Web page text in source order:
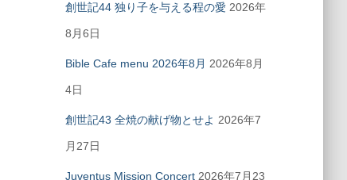
創世記44 独り子を与える程の愛 2026年
8月6日
Bible Cafe menu 2026年8月 2026年8月
4日
創世記43 全焼の献げ物とせよ 2026年7
月27日
Juventus Mission Concert 2026年7月23